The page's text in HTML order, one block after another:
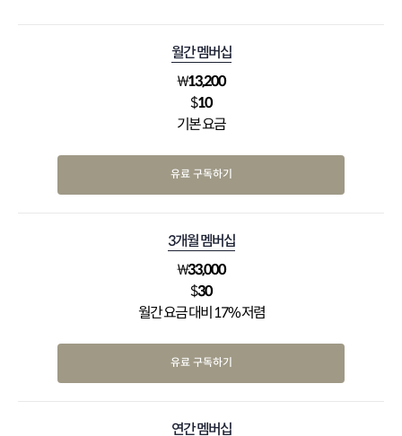
월간 멤버십
₩13,200
$10
기본 요금
유료 구독하기
3개월 멤버십
₩33,000
$30
월간 요금 대비 17% 저렴
유료 구독하기
연간 멤버십